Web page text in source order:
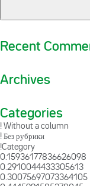
Recent
Archives
Categories
! Without a column
! Без рубрики
!Category
0.15936177836626098
0.2910044433305613
0.30075697073364105